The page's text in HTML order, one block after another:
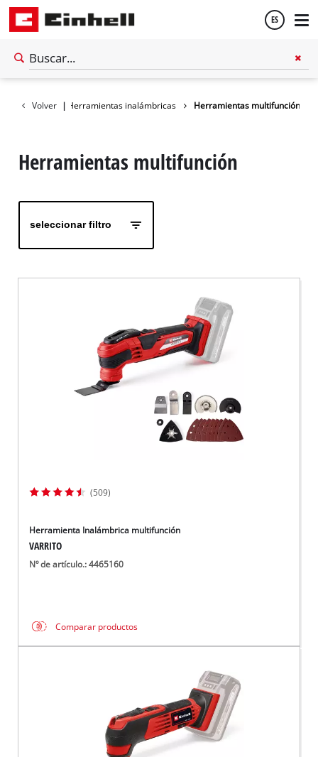
ES
Volver |
Taller Herramientas inalámbricas Herramientas multifunción
Herramientas multifunción
seleccionar filtro
(509)
Herramienta Inalámbrica multifunción
VARRITO
Nº de artículo.: 4465160
Comparar productos